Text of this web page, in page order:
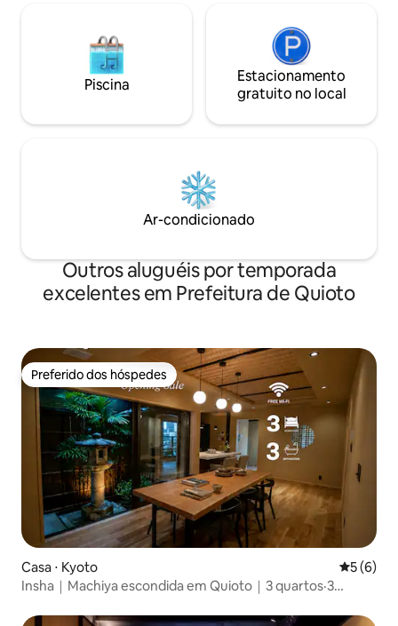
jardim. O tempo aqui é memorável não
só pelo que você vê, mas também pela
temperatura do ar, a sensação das solas
dos seus pés e a tranquilidade dos sons.
passar um tempo sozinho. Espero que
cotidiana e confirmar sua própria
criar uma pousada onde você possa
encontrar paisagens, ar, pessoas,
encontrou antes. Uma pequena história
certamente nascerá neste espaço em
que você passa o tempo.
o jardim tsubo iluminado.
no 2º andar: um
com 2 camas de
estilo ocidental
Se houver 5 ou
preparar um
Piscina
Estacionamento
gratuito no local
Ar-condicionado
Outros aluguéis por temporada
excelentes em Prefeitura de Quioto
Preferido dos hóspedes
Preferido dos hóspedes
Casa ⋅ Kyoto 5 de
5 (6)
Insha｜Machiya escondida em Quioto｜3 quartos·3